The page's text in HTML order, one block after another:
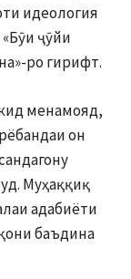
идеология
ҷӯйи
ро гирифт.
менамояд,
он
Муҳаққиқ
адабиёти
баъдина